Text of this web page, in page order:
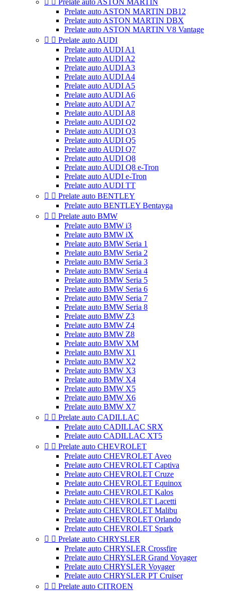
  Prelate auto ASTON MARTIN
Prelate auto ASTON MARTIN DB12
Prelate auto ASTON MARTIN DBX
Prelate auto ASTON MARTIN V8 Vantage
  Prelate auto AUDI
Prelate auto AUDI A1
Prelate auto AUDI A2
Prelate auto AUDI A3
Prelate auto AUDI A4
Prelate auto AUDI A5
Prelate auto AUDI A6
Prelate auto AUDI A7
Prelate auto AUDI A8
Prelate auto AUDI Q2
Prelate auto AUDI Q3
Prelate auto AUDI Q5
Prelate auto AUDI Q7
Prelate auto AUDI Q8
Prelate auto AUDI Q8 e-Tron
Prelate auto AUDI e-Tron
Prelate auto AUDI TT
  Prelate auto BENTLEY
Prelate auto BENTLEY Bentayga
  Prelate auto BMW
Prelate auto BMW i3
Prelate auto BMW iX
Prelate auto BMW Seria 1
Prelate auto BMW Seria 2
Prelate auto BMW Seria 3
Prelate auto BMW Seria 4
Prelate auto BMW Seria 5
Prelate auto BMW Seria 6
Prelate auto BMW Seria 7
Prelate auto BMW Seria 8
Prelate auto BMW Z3
Prelate auto BMW Z4
Prelate auto BMW Z8
Prelate auto BMW XM
Prelate auto BMW X1
Prelate auto BMW X2
Prelate auto BMW X3
Prelate auto BMW X4
Prelate auto BMW X5
Prelate auto BMW X6
Prelate auto BMW X7
  Prelate auto CADILLAC
Prelate auto CADILLAC SRX
Prelate auto CADILLAC XT5
  Prelate auto CHEVROLET
Prelate auto CHEVROLET Aveo
Prelate auto CHEVROLET Captiva
Prelate auto CHEVROLET Cruze
Prelate auto CHEVROLET Equinox
Prelate auto CHEVROLET Kalos
Prelate auto CHEVROLET Lacetti
Prelate auto CHEVROLET Malibu
Prelate auto CHEVROLET Orlando
Prelate auto CHEVROLET Spark
  Prelate auto CHRYSLER
Prelate auto CHRYSLER Crossfire
Prelate auto CHRYSLER Grand Voyager
Prelate auto CHRYSLER Voyager
Prelate auto CHRYSLER PT Cruiser
  Prelate auto CITROEN